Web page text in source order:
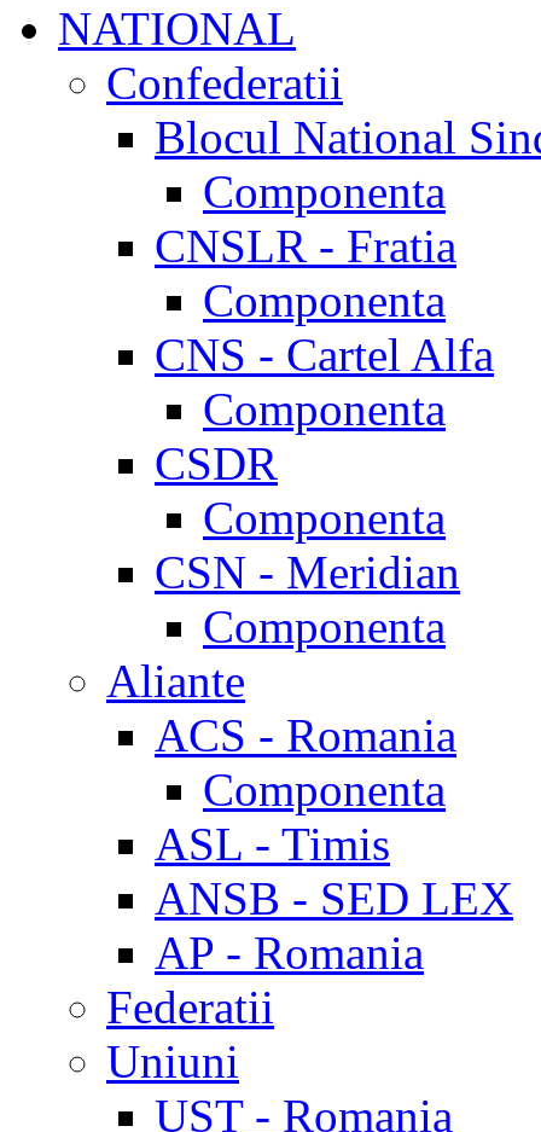
NATIONAL
Confederatii
Blocul National
Componenta
CNSLR - Fratia
Componenta
CNS - Cartel Alfa
Componenta
CSDR
Componenta
CSN - Meridian
Componenta
Aliante
ACS - Romania
Componenta
ASL - Timis
ANSB - SED LEX
AP - Romania
Federatii
Uniuni
UST - Romania